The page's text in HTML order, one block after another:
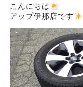
こんにちは
アップ伊那店です